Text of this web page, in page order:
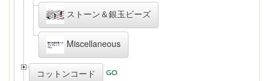
ストーン＆銀玉ビーズ
Miscellaneous
コットンコード